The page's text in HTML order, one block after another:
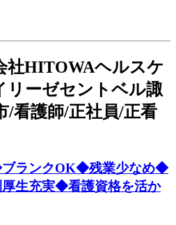
社HITOWAヘルスケ
ーゼセントベル諏
/看護師/正社員/正看
ブランクOK◆残業少なめ◆
生充実◆看護資格を活か